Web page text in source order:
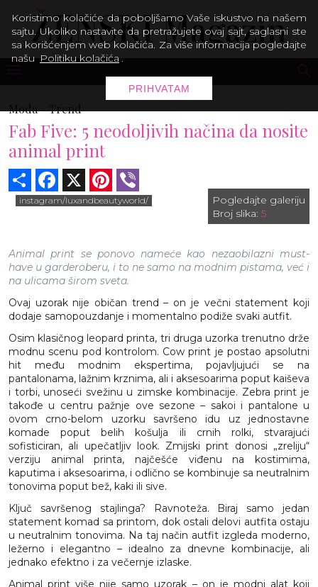
Moda -Trend
Fab Five: 5 neodoljivih načina da nosite
animal print
Share Facebook Pinterest
instagram/luxandbeautyworld/
Pogledajte galeriju
Broj slika: 5
Animal print se ponovo nameće kao nezaobilazni must-
have u garderoberu, i to ne samo na modnim pistama, već i
na ulicama širom sveta.
Ovaj uzorak nije običan trend – on je večni statement koji
dodaje samopouzdanje i momentalno podiže svaki autfit.
Osim klasičnog leopard printa, tri druga uzorka trenutno drže
modnu scenu pod kontrolom. Cow print je postao apsolutni
hit među modnim ekspertima, pojavljujući se na
pantalonama, lažnim krznima, ali i aksesoarima poput kaiševa
i torbi, unoseći svežinu u zimske kombinacije. Zebra print je
takođe u centru pažnje ove sezone – sakoi i pantalone u
ovom crno-belom uzorku savršeno idu uz jednostavne
komade poput belih košulja ili crnih rolki, stvarajući
sofisticiran, ali upečatljiv look. Zmijski print donosi „zreliju“
verziju animal printa, najčešće viđenu na kostimima,
kaputima i aksesoarima, i odlično se kombinuje sa neutralnim
tonovima poput bež, kaki ili sive.
Ključ savršenog stajlinga? Ravnoteža. Biraj samo jedan
statement komad sa printom, dok ostali delovi autfita ostaju
u neutralnim tonovima. Na taj način autfit izgleda moderno,
ležerno i elegantno – idealno za dnevne kombinacije, ali
jednako efektno i za večernje izlaske.
Animal print više nije samo uzorak – on je modni alat koji
Koristimo kolačiće da poboljšamo Vaše iskustvo na našem
sajtu. Ukoliko nastavite da pretražujete ovaj sajt, saglasni ste
sa korišćenjem web kolačića. Za više informacija pogledajte
našu Politiku kolačića .
PRIHVATAM